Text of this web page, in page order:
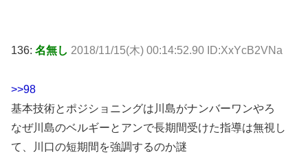
136: 名無し 2018/11/15(木) 00:14:52.90 ID:XxYcB2VNa
>>98
基本技術とポジショニングは川島がナンバーワンやろ
なぜ川島のベルギーとアンで長期間受けた指導は無視し
て、川口の短期間を強調するのか謎